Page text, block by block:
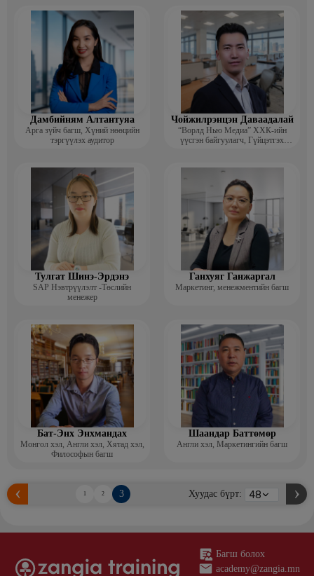
Дамбийням Алтантуяа
Арга зүйч багш, Хүний нөөцийн
тэргүүлэх аудитор
Чойжилрэнцэн Даваадалай
“Ворлд Нью Медиа” ХХК-ийн
үүсгэн байгуулагч, Гүйцэтгэх
Тулгат Шинэ-Эрдэнэ
SAP Нэвтрүүлэлт -Төслийн
менежер
Ганхуяг Ганжаргал
Маркетинг, менежментийн багш
Бат-Энх Энхмандах
Монгол хэл, Англи хэл, Хятад хэл,
Философын багш
Шаандар Баттөмөр
Англи хэл, Маркетингийн багш
1 2 3 Хуудас бүрт:
Багш болох
academy@zangia.mn